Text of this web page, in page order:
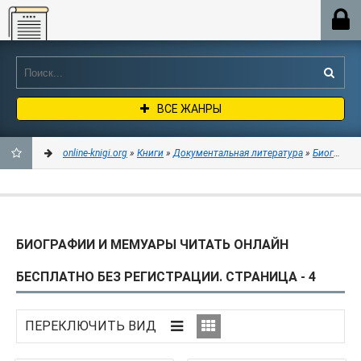
Online-knigi.org
ВСЕ ЖАНРЫ
ЗАКЛАДКИ
online-knigi.org » Книги »Документальная литература » Биографии и мемуары
БИОГРАФИИ И МЕМУАРЫ ЧИТАТЬ ОНЛАЙН
БЕСПЛАТНО БЕЗ РЕГИСТРАЦИИ. СТРАНИЦА - 4